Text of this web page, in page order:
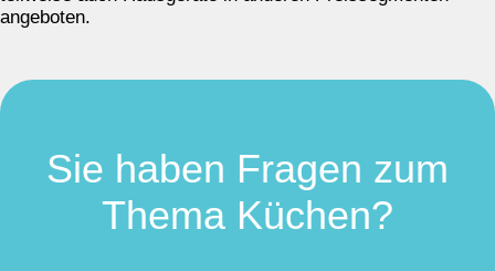
angeboten.
Sie haben Fragen zum
Thema Küchen?